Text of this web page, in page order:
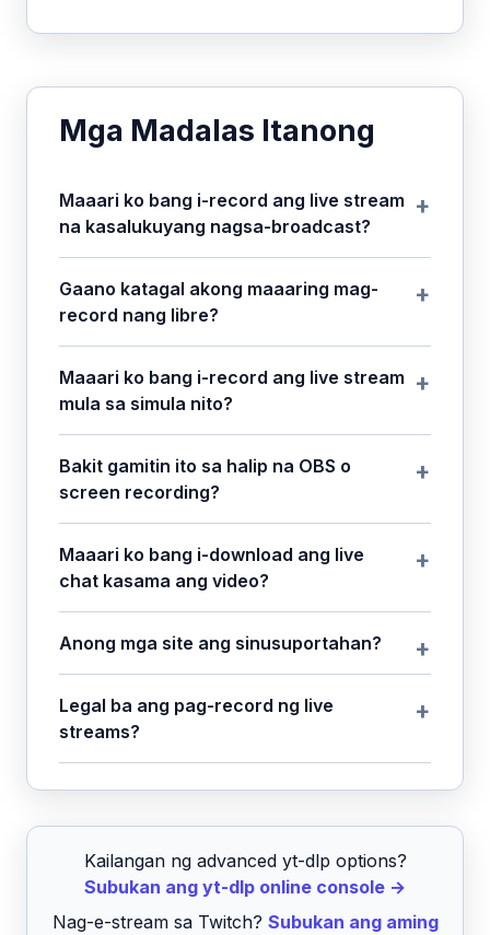
Mga Madalas Itanong
Maaari ko bang i-record ang live stream
na kasalukuyang nagsa-broadcast?
Gaano katagal akong maaaring mag-
record nang libre?
Maaari ko bang i-record ang live stream
mula sa simula nito?
Bakit gamitin ito sa halip na OBS o
screen recording?
Maaari ko bang i-download ang live
chat kasama ang video?
Anong mga site ang sinusuportahan?
Legal ba ang pag-record ng live
streams?
Kailangan ng advanced yt-dlp options?
Subukan ang yt-dlp online console →
Nag-e-stream sa Twitch? Subukan ang aming